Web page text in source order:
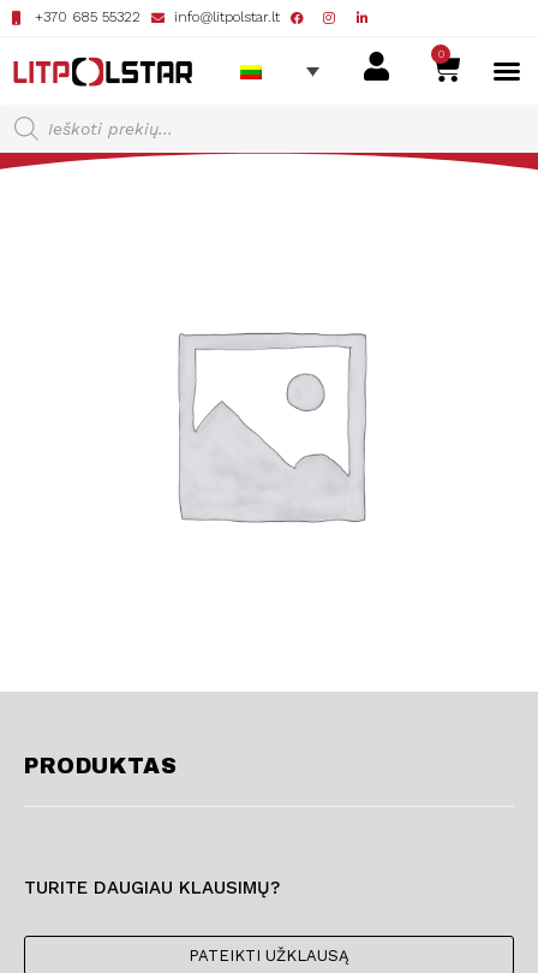
+370 685 55322 info@litpolstar.lt
0
PRODUKTAS
TURITE DAUGIAU KLAUSIMŲ?
PATEIKTI UŽKLAUSĄ